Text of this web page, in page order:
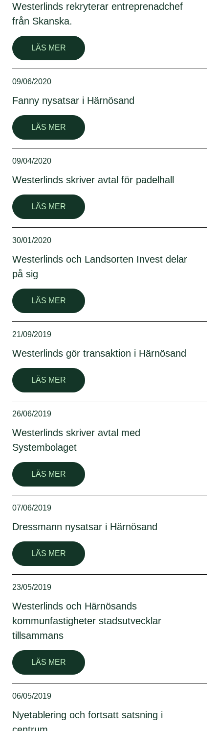
Westerlinds rekryterar entreprenadchef
från Skanska.
LÄS MER
09/06/2020
Fanny nysatsar i Härnösand
LÄS MER
09/04/2020
Westerlinds skriver avtal för padelhall
LÄS MER
30/01/2020
Westerlinds och Landsorten Invest delar
på sig
LÄS MER
21/09/2019
Westerlinds gör transaktion i Härnösand
LÄS MER
26/06/2019
Westerlinds skriver avtal med
Systembolaget
LÄS MER
07/06/2019
Dressmann nysatsar i Härnösand
LÄS MER
23/05/2019
Westerlinds och Härnösands
kommunfastigheter stadsutvecklar
tillsammans
LÄS MER
06/05/2019
Nyetablering och fortsatt satsning i